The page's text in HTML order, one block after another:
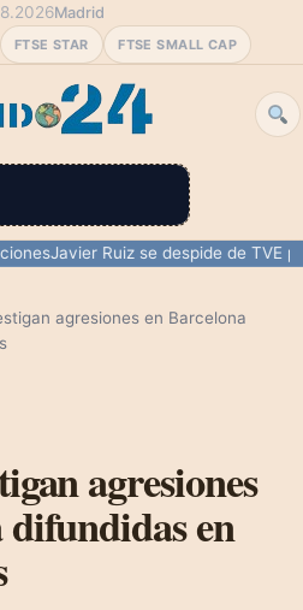
FTSE STAR FTSE SMALL CAP
Madrid
Javier Ruiz se despide de TVE para
agresiones en Barcelona
agresiones
en